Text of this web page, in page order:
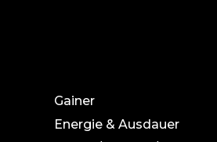
Gainer
Energie & Ausdauer